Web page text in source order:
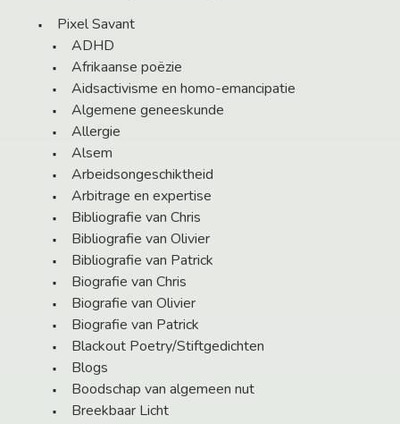
Pixel Savant
ADHD
Afrikaanse poëzie
Aidsactivisme en homo-emancipatie
Algemene geneeskunde
Allergie
Alsem
Arbeidsongeschiktheid
Arbitrage en expertise
Bibliografie van Chris
Bibliografie van Olivier
Bibliografie van Patrick
Biografie van Chris
Biografie van Olivier
Biografie van Patrick
Blackout Poetry/Stiftgedichten
Blogs
Boodschap van algemeen nut
Breekbaar Licht